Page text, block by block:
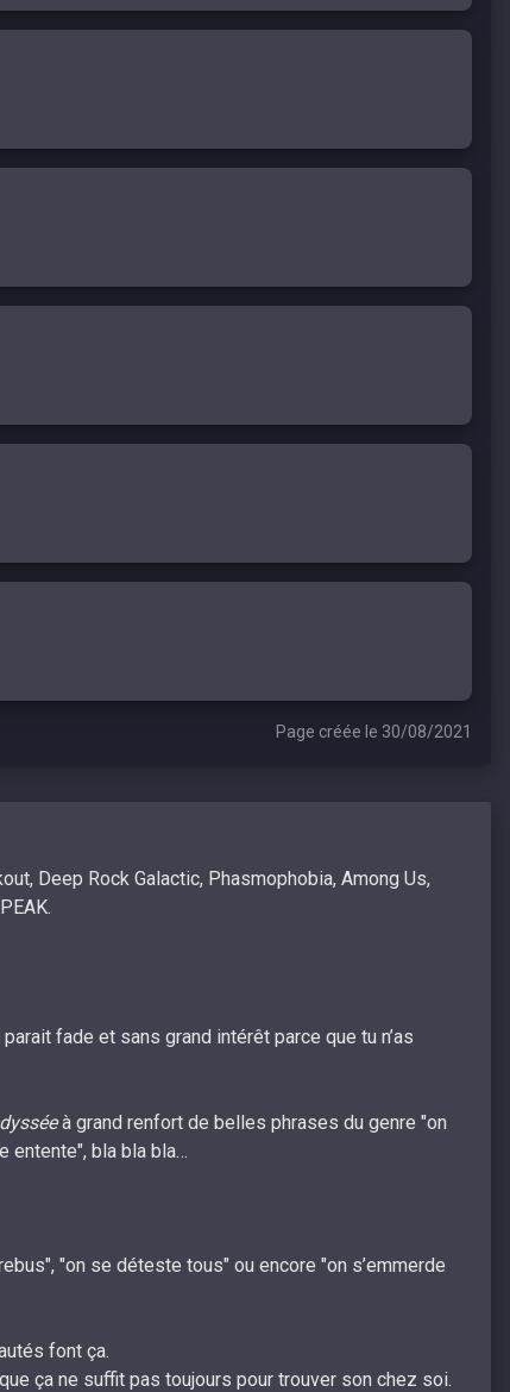
Page créée le 30/08/2021
Deep Rock Galactic, Phasmophobia, Among Us,
fade et sans grand intérêt parce que tu n’as
à grand renfort de belles phrases du genre "on
entente", bla bla bla…
"on se déteste tous" ou encore "on s’emmerde
font ça.
ça ne suffit pas toujours pour trouver son chez soi.